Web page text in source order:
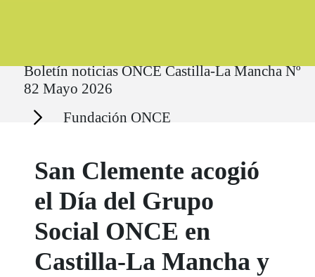
Boletín noticias ONCE Castilla-La Mancha Nº
82 Mayo 2026
Secciones Fundación ONCE
San Clemente acogió
el Día del Grupo
Social ONCE en
Castilla-La Mancha y